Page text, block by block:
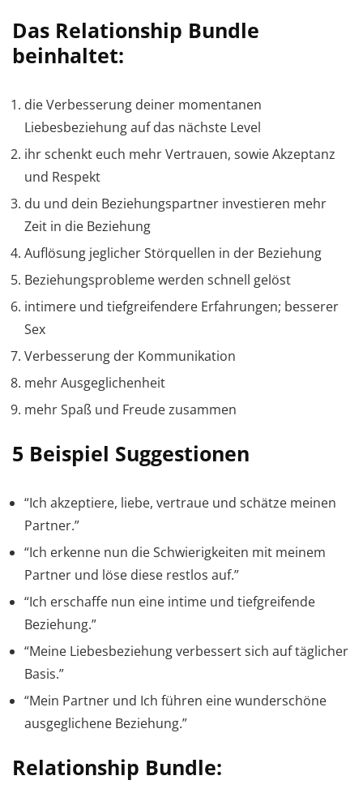
Das Relationship Bundle
beinhaltet:
die Verbesserung deiner momentanen
Liebesbeziehung auf das nächste Level
ihr schenkt euch mehr Vertrauen, sowie Akzeptanz
und Respekt
du und dein Beziehungspartner investieren mehr
Zeit in die Beziehung
Auflösung jeglicher Störquellen in der Beziehung
Beziehungsprobleme werden schnell gelöst
intimere und tiefgreifendere Erfahrungen; besserer
Sex
Verbesserung der Kommunikation
mehr Ausgeglichenheit
mehr Spaß und Freude zusammen
5 Beispiel Suggestionen
“Ich akzeptiere, liebe, vertraue und schätze meinen
Partner.”
“Ich erkenne nun die Schwierigkeiten mit meinem
Partner und löse diese restlos auf.”
“Ich erschaffe nun eine intime und tiefgreifende
Beziehung.”
“Meine Liebesbeziehung verbessert sich auf täglicher
Basis.”
“Mein Partner und Ich führen eine wunderschöne
ausgeglichene Beziehung.”
Relationship Bundle: